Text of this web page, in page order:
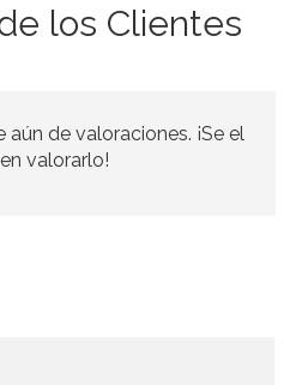
2,99€
los Clientes
de valoraciones. ¡Se el
valorarlo!